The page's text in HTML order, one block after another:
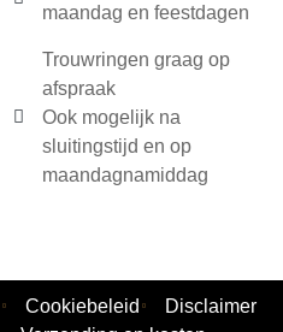
maandag en feestdagen
Trouwringen graag op
afspraak
Ook mogelijk na
sluitingstijd en op
maandagnamiddag
Cookiebeleid
Disclaimer